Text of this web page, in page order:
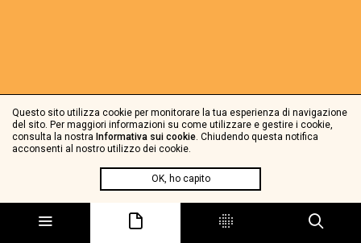
Questo sito utilizza cookie per monitorare la tua esperienza di navigazione
del sito. Per maggiori informazioni su come utilizzare e gestire i cookie,
consulta la nostra Informativa sui cookie. Chiudendo questa notifica
acconsenti al nostro utilizzo dei cookie.
OK, ho capito